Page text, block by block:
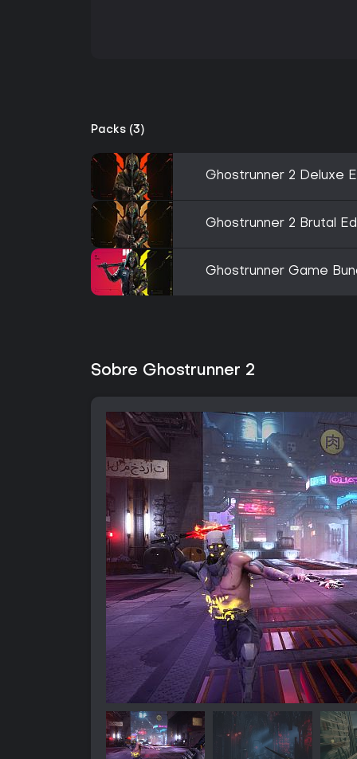
Packs (3)
Ghostrunner 2 Deluxe
Ghostrunner 2 Brutal
Ghostrunner Game
Sobre Ghostrunner 2